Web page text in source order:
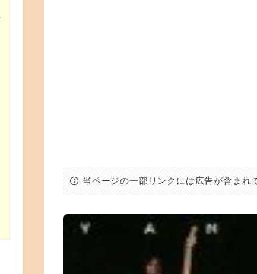
当ページの一部リンクには広告が含まれ